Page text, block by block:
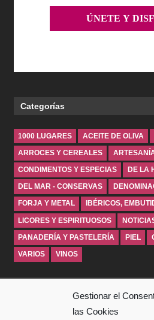
Gestionar el
las Cookies
Categorías
1000 LUGARES ACEITE DE OLIVA
ARROCES Y CEREALES
CONDIMENTOS Y ESPECIAS DE LA
DEL MAR - CONSERVAS
FORJA Y METAL IBÉRICOS,
LICORES Y ESPIRITUOSOS
PANADERÍA Y PASTELERÍA PIEL
VARIOS VINOS
SOBRE